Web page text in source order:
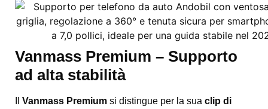
Vanmass Premium – Supporto
ad alta stabilità
Vanmass Premium si distingue per la sua clip di